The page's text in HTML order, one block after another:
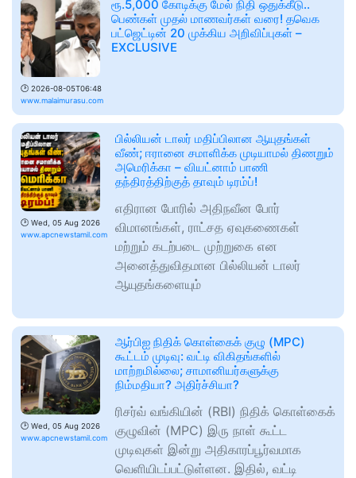
🕑 2026-08-05T06:48
www.malaimurasu.com
ரூ.5,000 கோடிக்கு மேல் நிதி ஒதுக்கீடு..
பெண்கள் முதல் மாணவர்கள் வரை! தவெக
பட்ஜெட்டின் 20 முக்கிய அறிவிப்புகள் –
EXCLUSIVE
🕑 Wed, 05 Aug 2026
www.apcnewstamil.com
பில்லியன் டாலர் மதிப்பிலான ஆயுதங்கள்
வீண்; ஈரானை சமாளிக்க முடியாமல் திணறும்
அமெரிக்கா – வியட்னாம் பாணி
தந்திரத்திற்குத் தாவும் டிரம்ப்!
எதிரான போரில் அதிநவீன போர்
விமானங்கள், ராட்சத ஏவுகணைகள்
மற்றும் கடற்படை முற்றுகை என
அனைத்துவிதமான பில்லியன் டாலர்
ஆயுதங்களையும்
🕑 Wed, 05 Aug 2026
www.apcnewstamil.com
ஆர்பிஐ நிதிக் கொள்கைக் குழு (MPC)
கூட்டம் முடிவு: வட்டி விகிதங்களில்
மாற்றமில்லை; சாமானியர்களுக்கு
நிம்மதியா? அதிர்ச்சியா?
ரிசர்வ் வங்கியின் (RBI) நிதிக் கொள்கைக்
குழுவின் (MPC) இரு நாள் கூட்ட
முடிவுகள் இன்று அதிகாரப்பூர்வமாக
வெளியிடப்பட்டுள்ளன. இதில், வட்டி